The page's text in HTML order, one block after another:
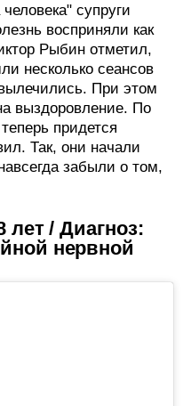
супруги
восприняли как
Рыбин отметил,
несколько сеансов
При этом
выздоровление. По
придется
Так, они начали
забыли о том,
лет / Диагноз:
нервной